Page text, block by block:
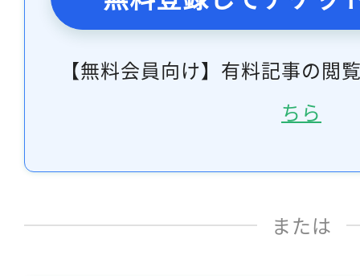
【無料会員向け】有料記事の閲
ちら
または